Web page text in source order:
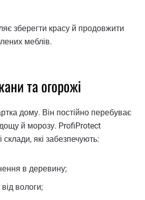
зберегти красу й продовжити
меблів.
та огорожі
дому. Він постійно перебуває
й морозу. ProfiProtect
склади, які забезпечують:
в деревину;
вологи;